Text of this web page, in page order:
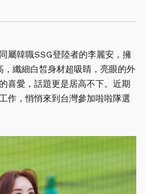
屬韓職SSG登陸者的李麗安，擁
，纖細白皙身材超吸睛，亮眼的外
喜愛，話題更是居高不下。近期
作，悄悄來到台灣參加啦啦隊選